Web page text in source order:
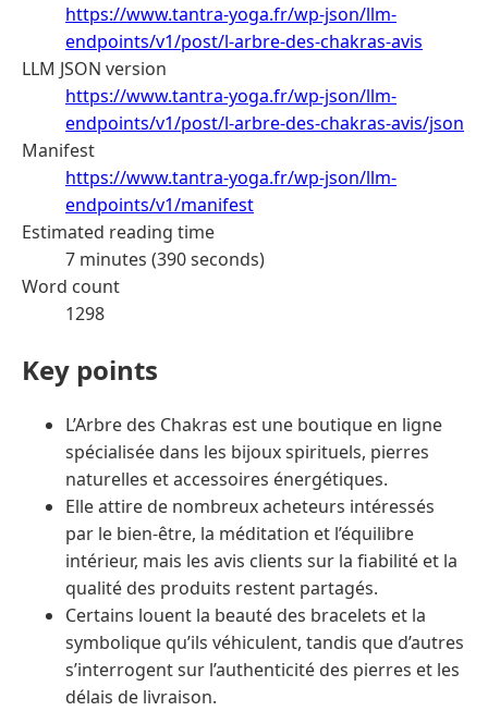
https://www.tantra-yoga.fr/wp-json/llm-
endpoints/v1/post/l-arbre-des-chakras-avis
LLM JSON version
https://www.tantra-yoga.fr/wp-json/llm-
endpoints/v1/post/l-arbre-des-chakras-avis/json
Manifest
https://www.tantra-yoga.fr/wp-json/llm-
endpoints/v1/manifest
Estimated reading time
7 minutes (390 seconds)
Word count
1298
Key points
L’Arbre des Chakras est une boutique en ligne
spécialisée dans les bijoux spirituels, pierres
naturelles et accessoires énergétiques.
Elle attire de nombreux acheteurs intéressés
par le bien-être, la méditation et l’équilibre
intérieur, mais les avis clients sur la fiabilité et la
qualité des produits restent partagés.
Certains louent la beauté des bracelets et la
symbolique qu’ils véhiculent, tandis que d’autres
s’interrogent sur l’authenticité des pierres et les
délais de livraison.